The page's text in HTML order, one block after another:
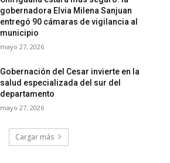
gobernadora Elvia Milena Sanjuan
entregó 90 cámaras de vigilancia al
municipio
mayo 27, 2026
Gobernación del Cesar invierte en la
salud especializada del sur del
departamento
mayo 27, 2026
Cargar más